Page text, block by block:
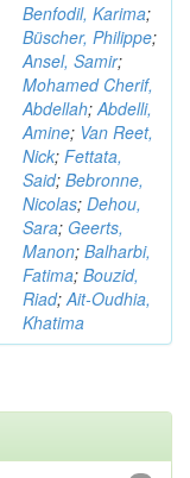
Benfodil, Karima;
Büscher, Philippe;
Ansel, Samir;
Mohamed Cherif,
Abdellah;Abdelli,
Amine; Van Reet,
Nick; Fettata,
Said; Bebronne,
Nicolas; Dehou,
Sara; Geerts,
Manon; Balharbi,
Fatima; Bouzid,
Riad;Ait-Oudhia,
Khatima